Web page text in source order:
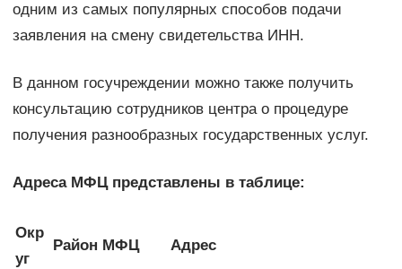
одним из самых популярных способов подачи
заявления на смену свидетельства ИНН.
В данном госучреждении можно также получить
консультацию сотрудников центра о процедуре
получения разнообразных государственных услуг.
Адреса МФЦ представлены в таблице:
Окр
уг
Район МФЦ Адрес